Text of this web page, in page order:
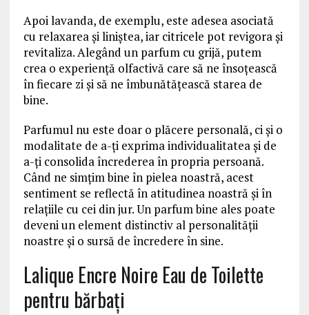
Apoi lavanda, de exemplu, este adesea asociată
cu relaxarea și liniștea, iar citricele pot revigora și
revitaliza. Alegând un parfum cu grijă, putem
crea o experiență olfactivă care să ne însoțească
în fiecare zi și să ne îmbunătățească starea de
bine.
Parfumul nu este doar o plăcere personală, ci și o
modalitate de a-ți exprima individualitatea și de
a-ți consolida încrederea în propria persoană.
Când ne simțim bine în pielea noastră, acest
sentiment se reflectă în atitudinea noastră și în
relațiile cu cei din jur. Un parfum bine ales poate
deveni un element distinctiv al personalității
noastre și o sursă de încredere în sine.
Lalique Encre Noire Eau de Toilette
pentru bărbați